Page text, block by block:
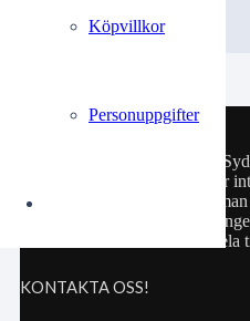
Köpvillkor
Personuppgifter
Välj alternativ
Samtliga bilder hör till HD-
upphovsrättslagen. De får
Köp av bild innebär att
privat bruk eller för
KONTAKTA OSS!